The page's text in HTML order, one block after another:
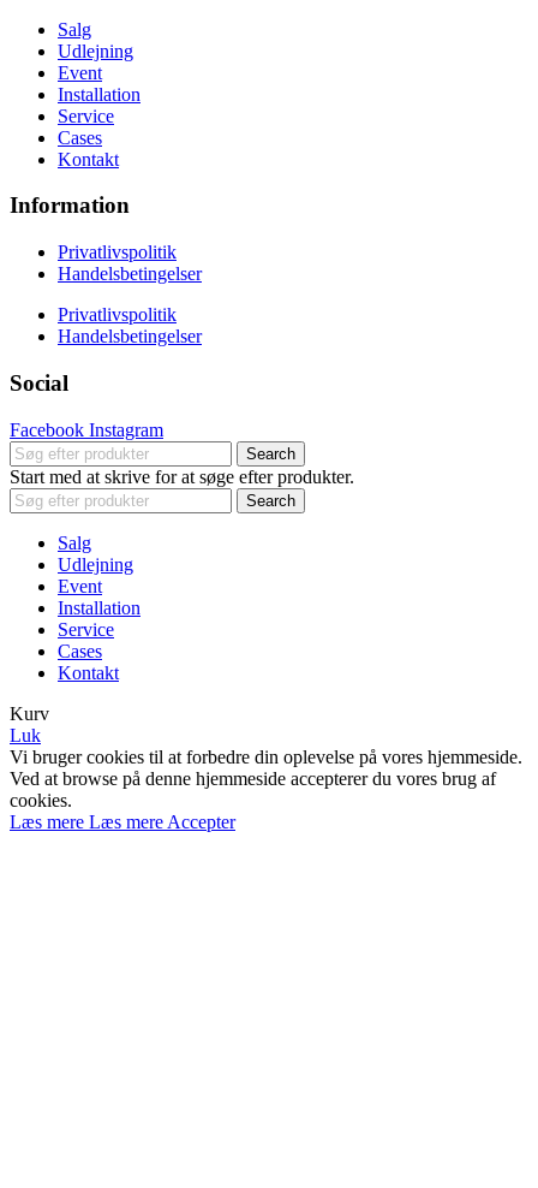
Salg
Udlejning
Event
Installation
Service
Cases
Kontakt
Information
Privatlivspolitik
Handelsbetingelser
Privatlivspolitik
Handelsbetingelser
Social
Facebook Instagram
Search
Start med at skrive for at søge efter produkter.
Search
Salg
Udlejning
Event
Installation
Service
Cases
Kontakt
Kurv
Luk
Vi bruger cookies til at forbedre din oplevelse på vores hjemmeside.
Ved at browse på denne hjemmeside accepterer du vores brug af
cookies.
Læs mere Læs mere Accepter